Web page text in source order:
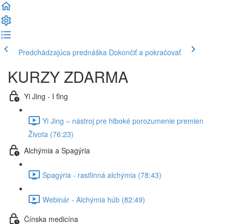
Predchádzajúca prednáška Dokončiť a pokračovať
KURZY ZDARMA
Yi Jing - I ťing
Yi Jing – nástroj pre hlboké porozumenie premien
Života (76:23)
Alchýmia a Spagýria
Spagýria - rastlinná alchýmia (78:43)
Webinár - Alchýmia húb (82:49)
Čínska medicína